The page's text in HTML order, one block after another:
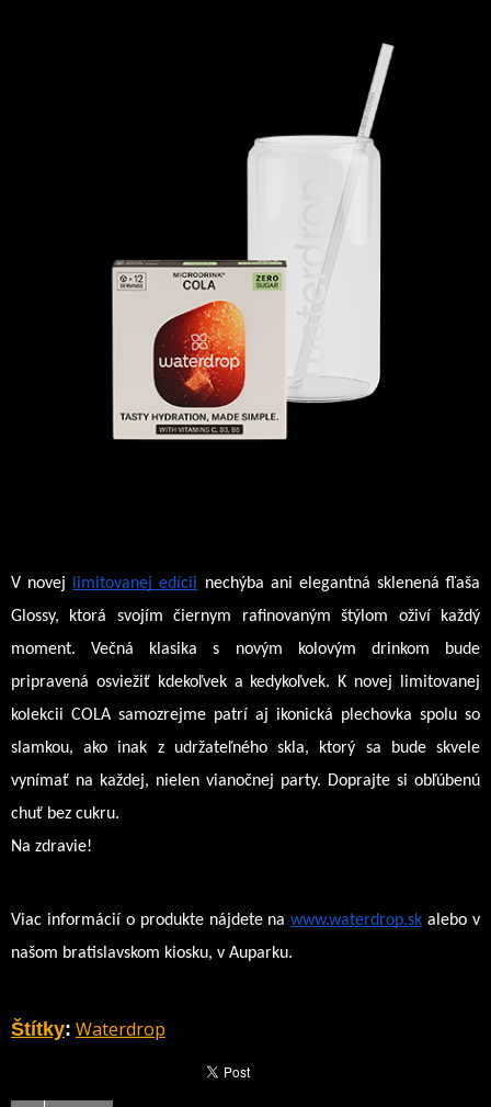
V novej limitovanej edícii nechýba ani elegantná sklenená fľaša
Glossy, ktorá svojím čiernym rafinovaným štýlom oživí každý
moment. Večná klasika s novým kolovým drinkom bude
pripravená osviežiť kdekoľvek a kedykoľvek. K novej limitovanej
kolekcii COLA samozrejme patrí aj ikonická plechovka spolu so
slamkou, ako inak z udržateľného skla, ktorý sa bude skvele
vynímať na každej, nielen vianočnej party. Doprajte si obľúbenú
chuť bez cukru.
Na zdravie!
Viac informácií o produkte nájdete na www.waterdrop.sk alebo v
našom bratislavskom kiosku, v Auparku.
Štítky: Waterdrop